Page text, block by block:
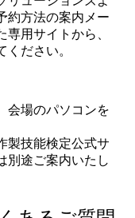
約方法の案内メー
用サイトから、
ださい。
会場のパソコンを
製技能検定公式サ
別途ご案内いたし